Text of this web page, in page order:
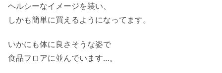
ヘルシーなイメージを装い、
しかも簡単に買えるようになってます。
いかにも体に良さそうな姿で
食品フロアに並んでいます…。